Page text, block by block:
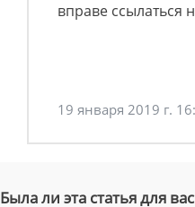
вправе ссылаться
19 января 2019 г.
Была ли эта статья для